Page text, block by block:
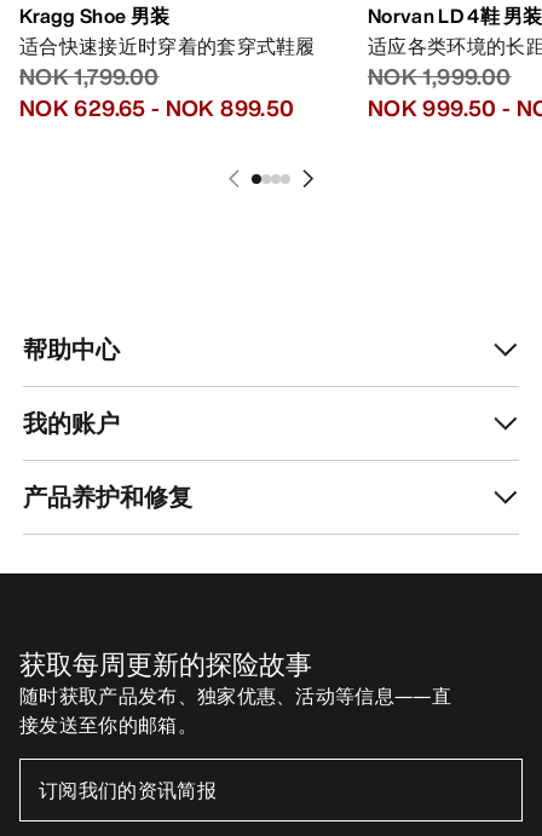
Kragg Shoe 男装
适合快速接近时穿着的套穿式鞋履
NOK 1,799.00
NOK 629.65- NOK 899.50
Norvan LD 4鞋 男装
适应各类环境的长
NOK 1,999.00
NOK 999.50 -
帮助中心
我的账户
产品养护和修复
获取每周更新的探险故事
随时获取产品发布、独家优惠、活动等信息——直
接发送至你的邮箱。